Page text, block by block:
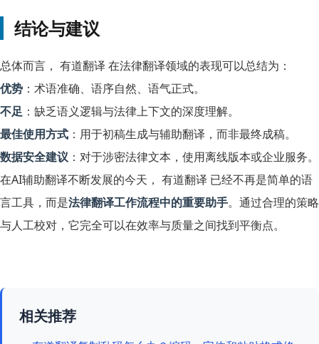
结论与建议
总体而言， 有道翻译 在法律翻译领域的表现可以总结为：
优势 ：术语准确、语序自然、语气正式。
不足 ：缺乏语义逻辑与法律上下文的深度理解。
最佳使用方式 ：用于初稿生成与辅助翻译，而非最终成稿。
数据安全建议 ：对于涉密法律文本，使用离线版本或企业服务。
在AI辅助翻译不断发展的今天， 有道翻译 已经不再是简单的语
言工具，而是法律翻译工作流程中的重要助手。通过合理的策略
与人工校对，它完全可以在效率与质量之间找到平衡点。
相关推荐